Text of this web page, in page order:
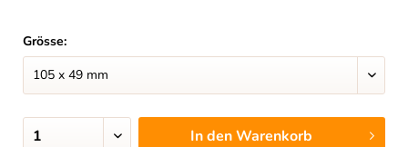
Grösse:
In denWarenkorb